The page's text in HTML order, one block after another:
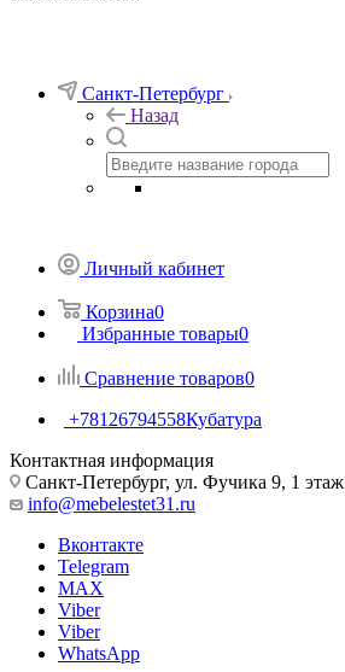
Санкт-Петербург
Назад
Личный кабинет
Корзина0
Избранные товары0
Сравнение товаров0
+78126794558Кубатура
Контактная информация
Санкт-Петербург, ул. Фучика 9, 1 этаж
info@mebelestet31.ru
Вконтакте
Telegram
MAX
Viber
Viber
WhatsApp